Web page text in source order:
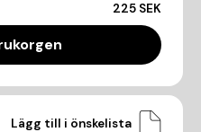
225 SEK
Lägg till i önskelista